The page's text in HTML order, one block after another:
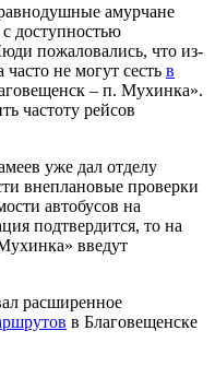
амурчане
доступностью
пожаловались, что из-
не могут сесть в
– п. Мухинка».
частоту рейсов
уже дал отделу
внеплановые проверки
автобусов на
подтвердится, то на
введут
расширенное
в Благовещенске